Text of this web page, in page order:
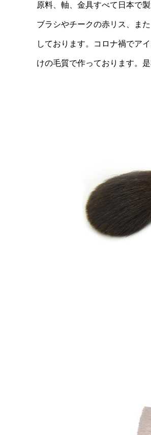
原料、軸、金具すべて日本で
ブラシやチークの赤リス、ま
しております。コロナ禍でア
けの毛質で作っております。